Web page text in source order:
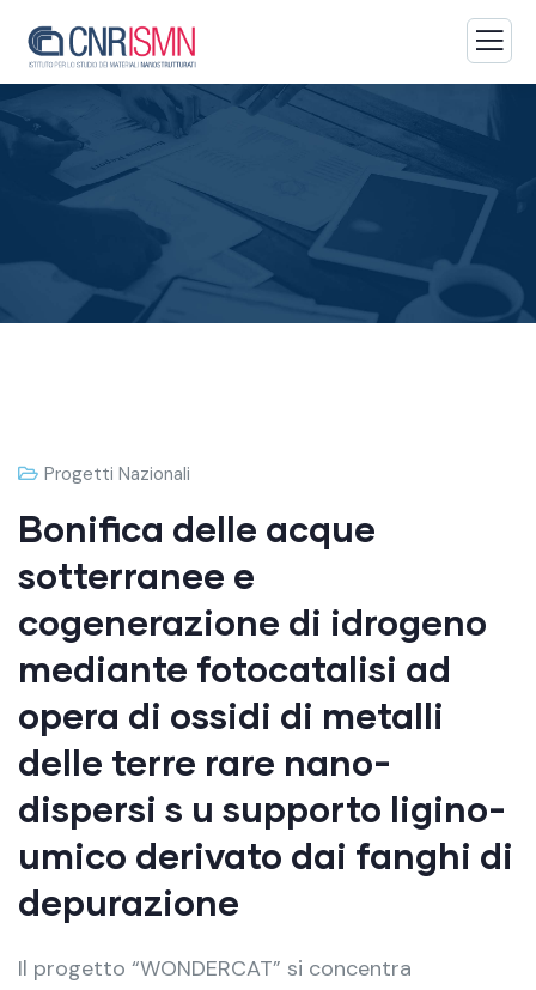
Progetti Nazionali
Bonifica delle acque
sotterranee e
cogenerazione di idrogeno
mediante fotocatalisi ad
opera di ossidi di metalli
delle terre rare nano-
dispersi s u supporto ligino-
umico derivato dai fanghi di
depurazione
Il progetto “WONDERCAT” si concentra